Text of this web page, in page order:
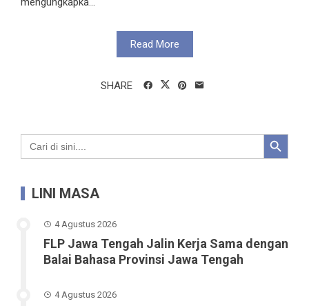
Read More
SHARE
Search
for:
Search Button
LINI MASA
4 Agustus 2026
FLP Jawa Tengah Jalin Kerja Sama dengan
Balai Bahasa Provinsi Jawa Tengah
4 Agustus 2026